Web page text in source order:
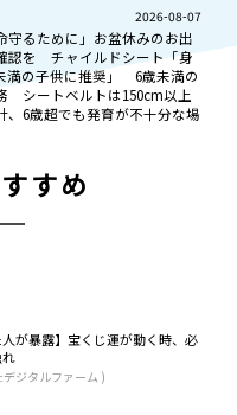
2026-08-07
守るために」お盆休みのお出
認を チャイルドシート「身
満の子供に推奨」 6歳未満の
シートベルトは150cm以上
、6歳超でも発育が不十分な場
すめ
人が暴露】宝くじ運が動く時、必
デジタルファーム )